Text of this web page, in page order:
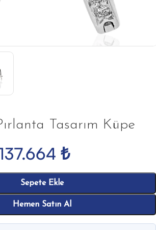
Tasarım Küpe
₺
Sepete Ekle
Hemen Satın Al